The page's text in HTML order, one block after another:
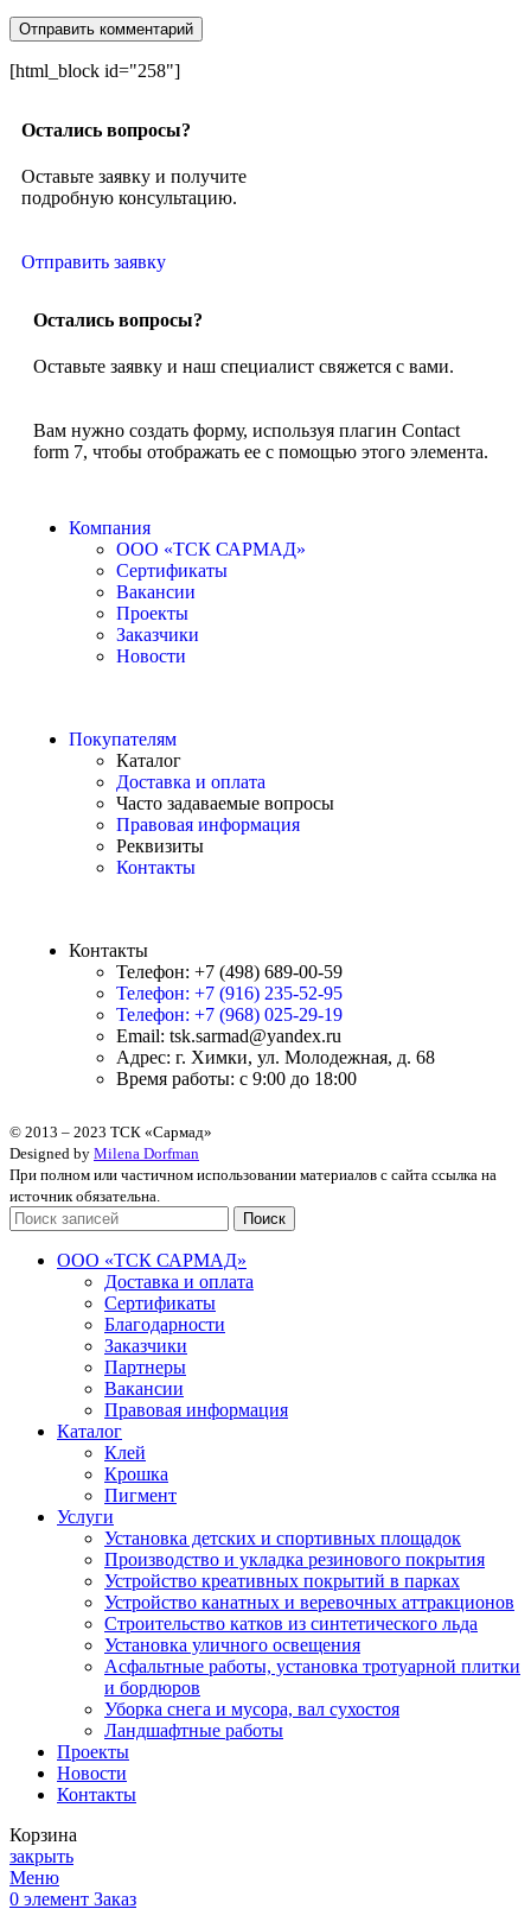
[html_block id="258"]
Остались вопросы?
Оставьте заявку и получите
подробную консультацию.
Отправить заявку
Остались вопросы?
Оставьте заявку и наш специалист свяжется с вами.
Вам нужно создать форму, используя плагин Contact
form 7, чтобы отображать ее с помощью этого элемента.
Компания
ООО «ТСК САРМАД»
Сертификаты
Вакансии
Проекты
Заказчики
Новости
Покупателям
Каталог
Доставка и оплата
Часто задаваемые вопросы
Правовая информация
Реквизиты
Контакты
Контакты
Телефон: +7 (498) 689-00-59
Телефон: +7 (916) 235-52-95
Телефон: +7 (968) 025-29-19
Email: tsk.sarmad@yandex.ru
Адрес: г. Химки, ул. Молодежная, д. 68
Время работы: с 9:00 до 18:00
© 2013 – 2023 ТСК «Сармад»
Designed by Milena Dorfman
При полном или частичном использовании материалов с сайта ссылка на
источник обязательна.
Поиск
ООО «ТСК САРМАД»
Доставка и оплата
Сертификаты
Благодарности
Заказчики
Партнеры
Вакансии
Правовая информация
Каталог
Клей
Крошка
Пигмент
Услуги
Установка детских и спортивных площадок
Производство и укладка резинового покрытия
Устройство креативных покрытий в парках
Устройство канатных и веревочных аттракционов
Строительство катков из синтетического льда
Установка уличного освещения
Асфальтные работы, установка тротуарной плитки
и бордюров
Уборка снега и мусора, вал сухостоя
Ландшафтные работы
Проекты
Новости
Контакты
Корзина
закрыть
Меню
0 элемент Заказ